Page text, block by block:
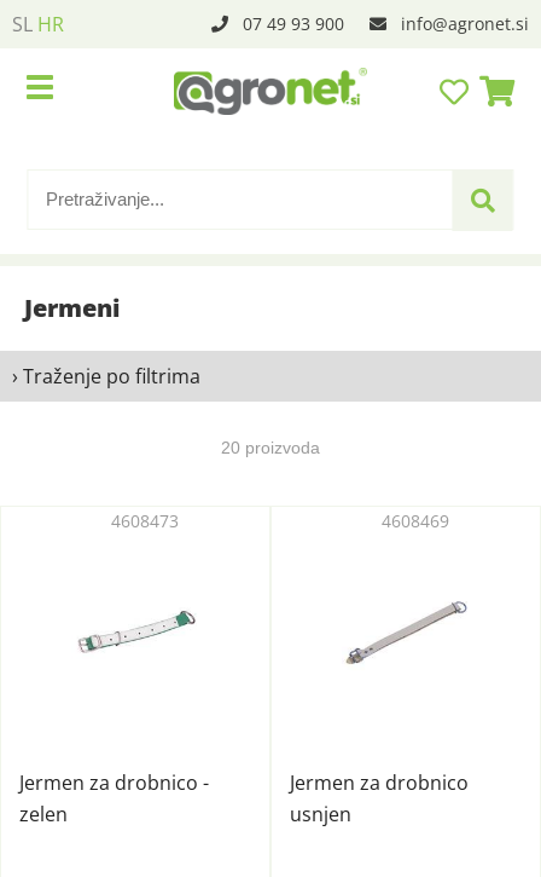
SL HR 07 49 93 900 info agronet.si
Jermeni
› Traženje po filtrima
20 proizvoda
Jermen za drobnico -
zelen
4608473
Jermen za drobnico
usnjen
4608469